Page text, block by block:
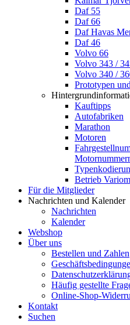
Daf 55
Daf 66
Daf Havas
Daf 46
Volvo 66
Volvo 343 /
Volvo 340 /
Prototypen
Kauftipps
Autofabriken
Marathon
Motoren
Betrieb
Für die Mitglieder
Nachrichten und Kalender
Nachrichten
Kalender
Webshop
Über uns
Bestellen und Zahlen
Häufig gestellte
Online-Shop-
Kontakt
Suchen